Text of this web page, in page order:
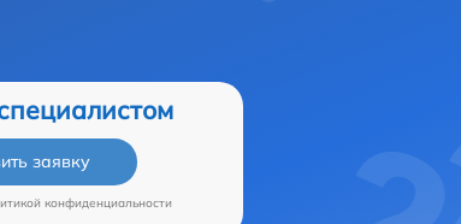
заявку
конфиденциальности